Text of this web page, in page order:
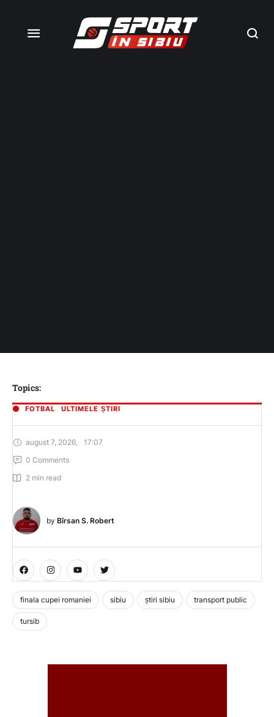
Topics:
FOTBAL ULTIMELE ȘTIRI
august 7, 2026
17:07
0 Comments
2 min read
by Bîrsan S. Robert
finala cupei romaniei sibiu știri sibiu transport public
tursib